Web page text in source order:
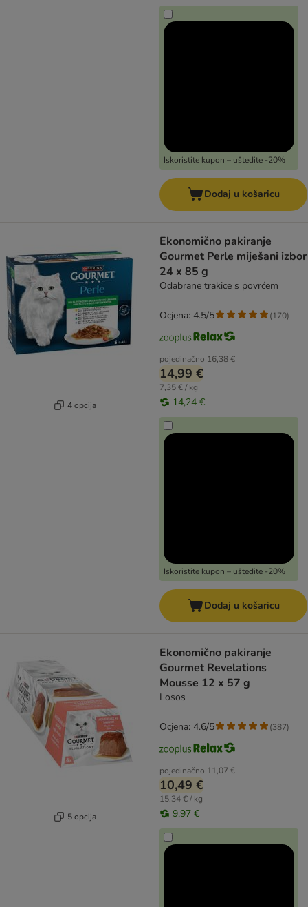
Iskoristite kupon – uštedite -20%
Dodaj u košaricu
4 opcija
Ekonomično pakiranje
Gourmet Perle miješani izbor
24 x 85 g
Odabrane trakice s povrćem
pojedinačno 16,38 €
14,99 €
7,35 € / kg
14,24 €
Iskoristite kupon – uštedite -20%
Ocjena: 4.5/5 (170)
Dodaj u košaricu
5 opcija
Ekonomično pakiranje
Gourmet Revelations
Mousse 12 x 57 g
Losos
pojedinačno 11,07 €
10,49 €
15,34 € / kg
9,97 €
Ocjena: 4.6/5 (387)